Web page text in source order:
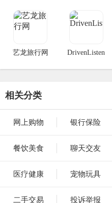
艺龙旅行网 DrivenListen
相关分类
网上购物 银行保险
餐饮美食 聊天交友
医疗健康 宠物玩具
二手交易 投诉举报